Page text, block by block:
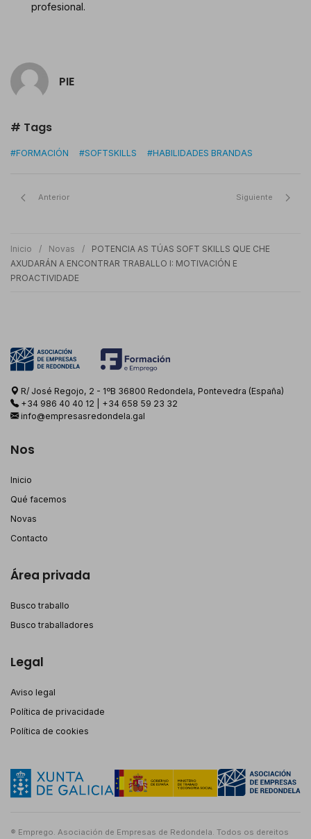
# Tags
#FORMACIÓN #SOFTSKILLS #HABILIDADES BRANDAS
profesional.
PIE
Anterior Siguiente
Inicio Novas
POTENCIA AS TÚAS SOFT SKILLS QUE CHE
AXUDARÁN A ENCONTRAR TRABALLO I: MOTIVACIÓN E
PROACTIVIDADE
R/ José Regojo, 2 - 1ºB 36800 Redondela, Pontevedra (España)
+34 986 40 40 12
+34 658 59 23 32
info@empresasredondela.gal
Nos
Inicio
Qué facemos
Novas
Contacto
Área privada
Busco traballo
Busco traballadores
Legal
Aviso legal
Política de privacidade
Política de cookies
® Emprego. Asociación de Empresas de Redondela. Todos os dereitos